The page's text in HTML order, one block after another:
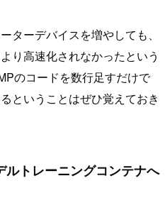
ターデバイスを増やしても、
り高速化されなかったという
のコードを数行足すだけで
ということはぜひ覚えておき
ルトレーニングコンテナへ